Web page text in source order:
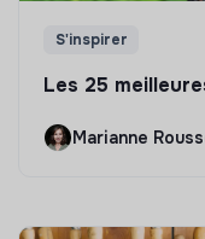
S'inspirer
Les 25
Marianne